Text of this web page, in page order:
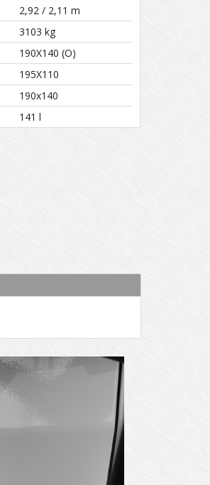
2,92 / 2,11 m
3103 kg
190X140 (O)
195X110
190x140
141 l